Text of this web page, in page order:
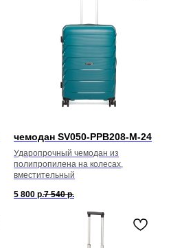
чемодан SV050-PPB208-М-24
Ударопрочный чемодан из
полипропилена на колесах,
вместительный
5 800 р.7 540 р.